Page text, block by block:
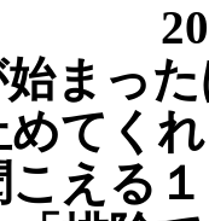
まっ
てく
える